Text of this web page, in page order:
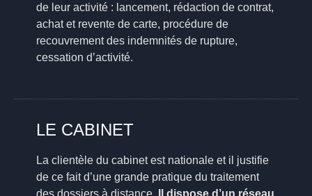
de leur activité : lancement, rédaction de contrat,
achat et revente de carte, procédure de
recouvrement des indemnités de rupture,
cessation d’activité.
LE CABINET
La clientèle du cabinet est nationale et il justifie
de ce fait d’une grande pratique du traitement
des dossiers à distance. Il dispose d’un réseau